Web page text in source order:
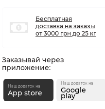
Бесплатная
доставка на заказы
от 3000 грн до 25 кг
Заказывай через
приложение:
Наш додаток на
App store
Наш додаток на
Google
play